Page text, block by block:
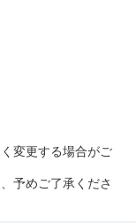
変更する場合がご
予めご了承くださ